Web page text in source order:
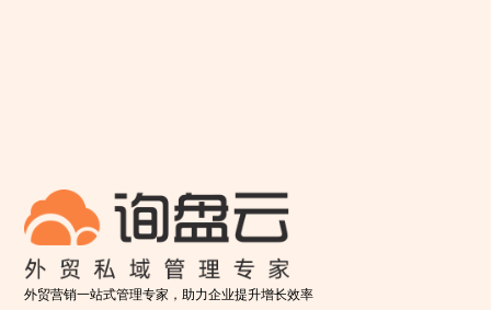
外贸营销一站式管理专家，助力企业提升增长效率